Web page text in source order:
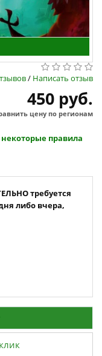
/ Написать отзыв
450 руб.
цену по регионам
правила
требуется
либо вчера,